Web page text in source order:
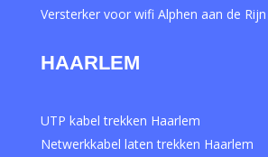
Versterker voor wifi Alphen aan de Rijn
HAARLEM
UTP kabel trekken Haarlem
Netwerkkabel laten trekken Haarlem